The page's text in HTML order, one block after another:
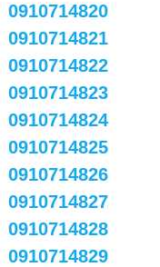
0910714820
0910714821
0910714822
0910714823
0910714824
0910714825
0910714826
0910714827
0910714828
0910714829